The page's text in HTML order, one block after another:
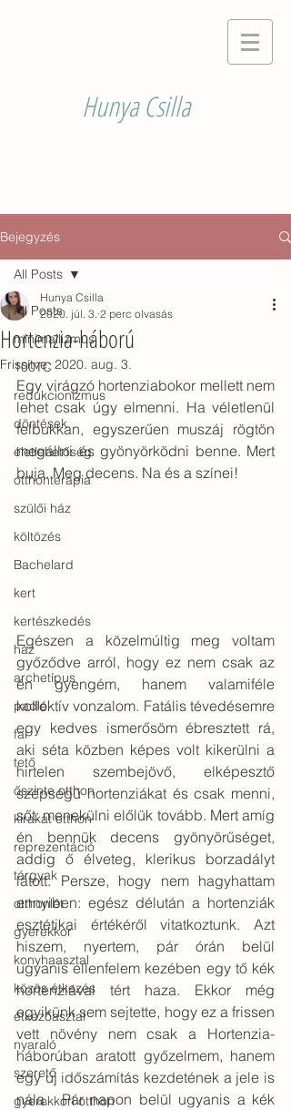
Hunya Csilla
Bejegyzés
All Posts
minimailizmus
100TC
redukcionizmus
döntések
életlehetőség
otthonterápia
szülői ház
költözés
Bachelard
kert
kertészkedés
ház
archetípus
padló
fal
tető
őszinte otthon
kirakat otthon
reprezentáció
tárgyak
otthonlét
gyerekkor
konyhaasztal
közös étkezés
étkezőasztal
nyaraló
szerető
gyerekkori otthon
All Posts
Hortenzia-háború
Hunya Csilla
2020. júl. 3. 2 perc olvasás
Frissítve: 2020. aug. 3.
Egy virágzó hortenziabokor mellett nem
lehet csak úgy elmenni. Ha véletlenül
felbukkan, egyszerűen muszáj rögtön
megállni és gyönyörködni benne. Mert
buja. Meg decens. Na és a színei!
Egészen a közelmúltig meg voltam
győződve arról, hogy ez nem csak az
én gyengém, hanem valamiféle
kollektív vonzalom. Fatális tévedésemre
egy kedves ismerősöm ébresztett rá,
aki séta közben képes volt kikerülni a
hirtelen szembejövő, elképesztő
szépségű hortenziákat és csak menni,
sőt: menekülni előlük tovább. Mert amíg
én bennük decens gyönyörűséget,
addig ő élveteg, klerikus borzadályt
látott. Persze, hogy nem hagyhattam
ennyiben: egész délután a hortenziák
esztétikai értékéről vitatkoztunk. Azt
hiszem, nyertem, pár órán belül
ugyanis ellenfelem kezében egy tő kék
hortenziával tért haza. Ekkor még
egyikünk sem sejtette, hogy ez a frissen
vett növény nem csak a Hortenzia-
háborúban aratott győzelmem, hanem
egy új időszámítás kezdetének a jele is
nála.  Pár napon belül ugyanis a kék